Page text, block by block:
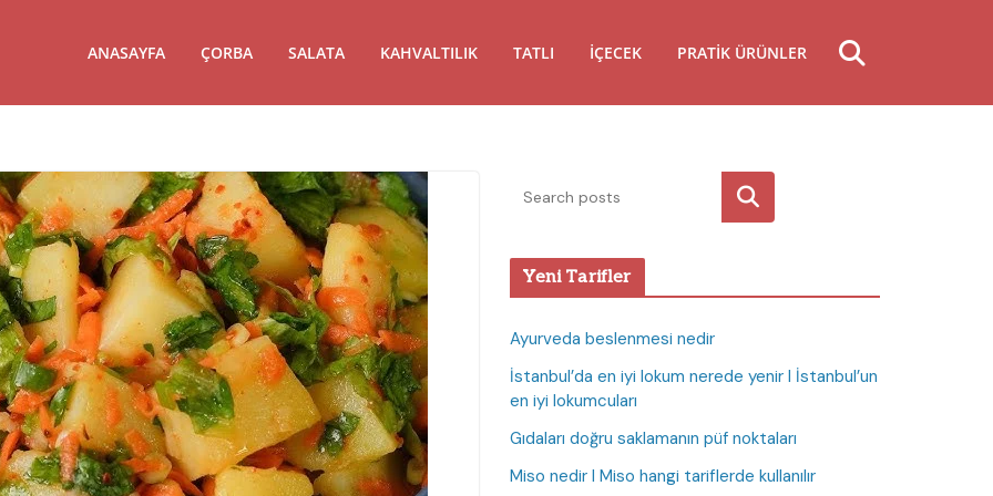
ANASAYFA ÇORBA SALATA KAHVALTILIK TATLI İÇECEK PRATIK ÜRÜNLER
Ara
Yeni Tarifler
Ayurveda beslenmesi nedir
İstanbul’da en iyi lokum nerede yenir I İstanbul’un
en iyi lokumcuları
Gıdaları doğru saklamanın püf noktaları
Miso nedir I Miso hangi tariflerde kullanılır